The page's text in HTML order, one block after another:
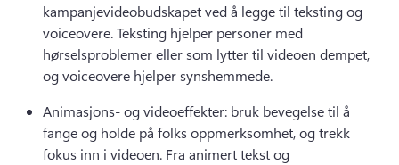
kampanjevideobudskapet ved å legge til teksting og
voiceovere. Teksting hjelper personer med
hørselsproblemer eller som lytter til videoen dempet,
og voiceovere hjelper synshemmede.
Animasjons- og videoeffekter: bruk bevegelse til å
fange og holde på folks oppmerksomhet, og trekk
fokus inn i videoen. Fra animert tekst og